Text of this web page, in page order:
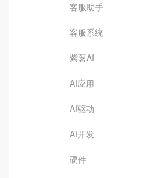
客服助手
客服系统
紫薯AI
AI应用
AI驱动
AI开发
硬件